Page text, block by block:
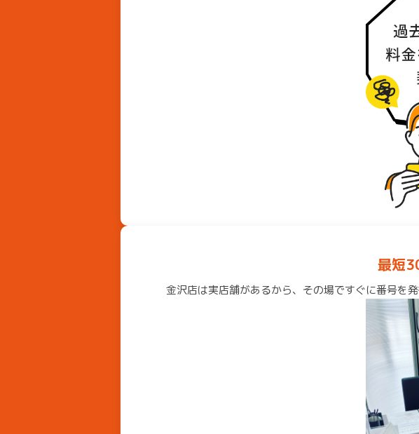
最短
金沢店は実店舗があるから、その場ですぐに番号を